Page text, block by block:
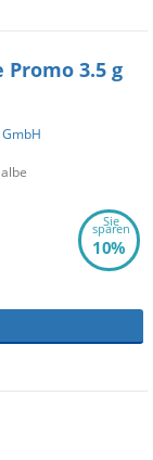
Promo3.5 g
Sie
sparen
10%